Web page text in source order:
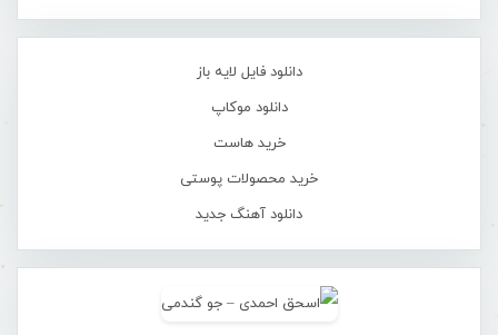
دانلود فایل لایه باز
دانلود موکاپ
خرید هاست
خرید محصولات پوستی
دانلود آهنگ جدید